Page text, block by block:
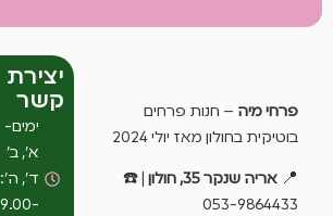
יצירת
קשר
ימים-
א’, ב’
ד’, ה’:
9.00-
פרחי מיה – חנות פרחים
בוטיקית בחולון מאז יולי 2024
📍 אריה שנקר 35, חולון
| ☎️
053-9864433